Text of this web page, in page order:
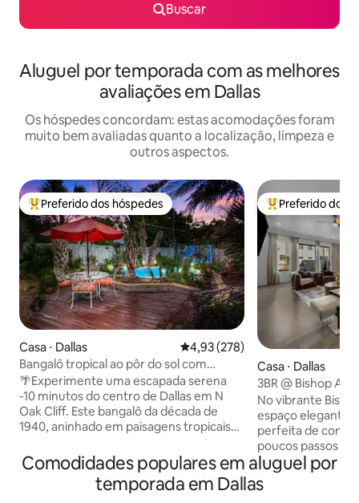
Buscar
Aluguel por temporada com as melhores
avaliações em Dallas
Os hóspedes concordam: estas acomodações foram
muito bem avaliadas quanto a localização, limpeza e
outros aspectos.
Entre os melhores preferidos dos hóspedes
Preferido dos hóspedes
Casa ⋅ Dallas 4,93 de uma avaliação média de
4,93 (278)
Bangalô tropical ao pôr do sol com
piscina e banheira de hidromassagem
🌴Experimente uma escapada serena
-10 minutos do centro de Dallas em N
Oak Cliff. Este bangalô da década de
1940, aninhado em paisagens tropicais
hidromassagem privativa e piscina, deck
grande e sala tiki - sua porta de entrada
para o relaxamento ao ar livre. 🍹
Entre os
Preferido dos
Casa ⋅ Dallas
3BR @ Bishop
Vistas + Compras!
No vibrante
espaço elegante
perfeita de
poucos passos
moda, boutiques
animada, você
para aproveitar
Comodidades populares em aluguel por
temporada em Dallas